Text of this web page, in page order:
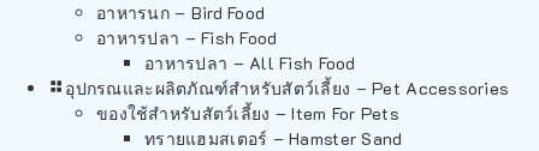
อาหารนก – Bird Food
อาหารปลา – Fish Food
อาหารปลา – All Fish Food
อุปกรณและผลิตภัณฑ์สำหรับสัตว์เลี้ยง – Pet Accessories
ของใช้สำหรับสัตว์เลี้ยง – Item For Pets
ทรายแฮมสเตอร์ – Hamster Sand